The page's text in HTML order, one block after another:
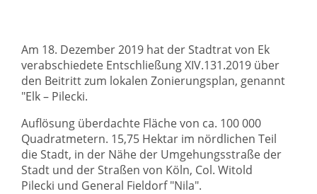
Am 18. Dezember 2019 hat der Stadtrat von Ek
verabschiedete Entschließung XIV.131.2019 über
den Beitritt zum lokalen Zonierungsplan, genannt
"Elk – Pilecki.
Auflösung überdachte Fläche von ca. 100 000
Quadratmetern. 15,75 Hektar im nördlichen Teil
die Stadt, in der Nähe der Umgehungsstraße der
Stadt und der Straßen von Köln, Col. Witold
Pilecki und General Fieldorf "Nila".